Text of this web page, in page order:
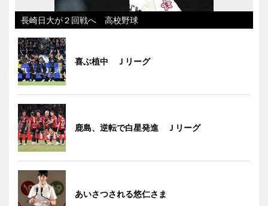
長崎日大が２回戦へ 高校野球
喜ぶ植中 Ｊリーグ
鹿島、逆転で白星発進 Ｊリーグ
あいさつされる悠仁さま